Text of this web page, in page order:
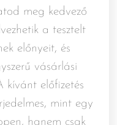
meg kedvező
a tesztelt
előnyeit, és
vásárlási
kívánt előfizetés
mint egy
hanem csak